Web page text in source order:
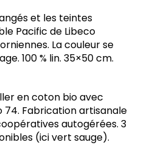
et les teintes
Pacific de Libeco
La couleur se
100 % lin. 35×50 cm.
en coton bio avec
Fabrication artisanale
autogérées. 3
(ici vert sauge).